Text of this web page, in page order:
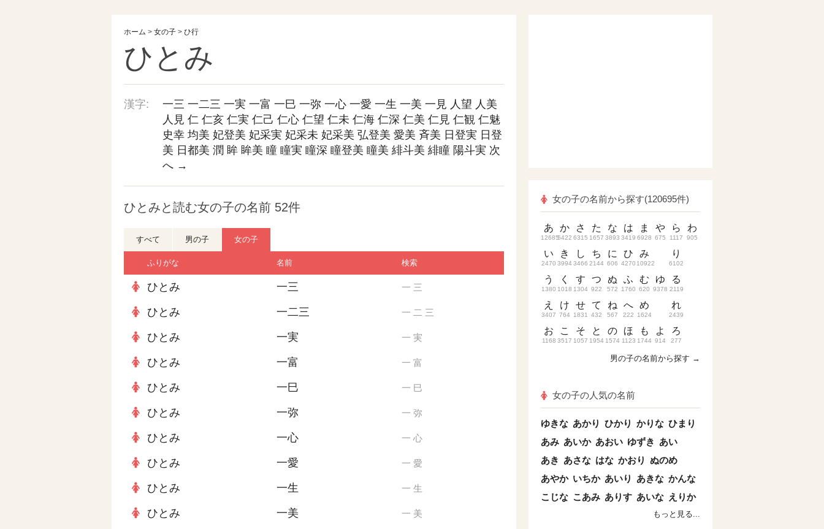
ホーム > 女の子 > ひ行
ひとみ
漢字: 一三 一二三 一実 一富 一巳 一弥 一心 一愛 一生 一美 一見 人望 人美
人見 仁 仁亥 仁実 仁己 仁心 仁望 仁未 仁海 仁深 仁美 仁見 仁観 仁魅
史幸 均美 妃登美 妃采実 妃采未 妃采美 弘登美 愛美 斉美 日登実 日登
美 日都美 潤 眸 眸美 瞳 瞳実 瞳深 瞳登美 瞳美 緋斗美 緋瞳 陽斗実 次
へ →
ひとみと読む女の子の名前 52件
すべて 男の子 女の子
ふりがな 名前 検索
ひとみ 一三 一 三
ひとみ 一二三 一 二 三
ひとみ 一実 一 実
ひとみ 一富 一 富
ひとみ 一巳 一 巳
ひとみ 一弥 一 弥
ひとみ 一心 一 心
ひとみ 一愛 一 愛
ひとみ 一生 一 生
ひとみ 一美 一 美
女の子の名前から探す(120695件)
あ
12685
い
2470
う
1380
え
3407
お
1168
か
5422
き
3994
く
1018
け
764
こ
3517
さ
6315
し
3466
す
1304
せ
1831
そ
1057
た
1657
ち
2144
つ
922
て
432
と
1954
な
3893
に
606
ぬ
572
ね
567
の
1574
は
3419
ひ
4270
ふ
1760
へ
222
ほ
1123
ま
6928
み
10922
む
620
め
1624
も
1744
や
675
ゆ
9378
よ
914
ら
1117
り
6102
る
2119
れ
2439
ろ
277
わ
905
男の子の名前から探す →
女の子の人気の名前
ゆきな あかり ひかり かりな ひまり
あみ あいか あおい ゆずき あい
あき あさな はな かおり ぬのめ
あやか いちか あいり あきな かんな
こじな こあみ ありす あいな えりか
もっと見る...